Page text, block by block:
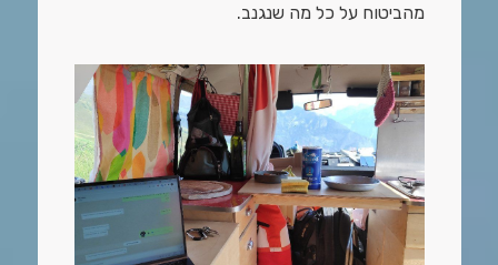
מהביטוח על כל מה שנגנב.